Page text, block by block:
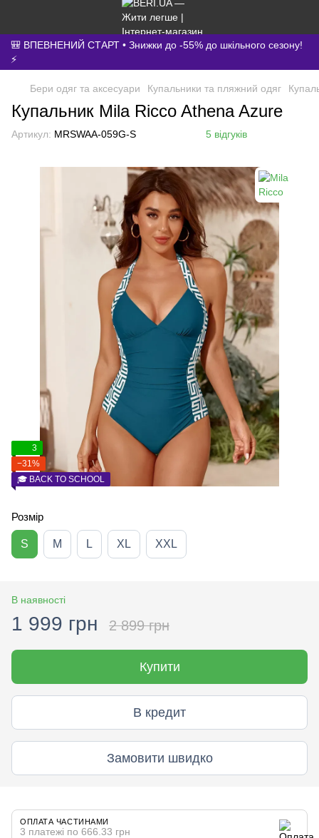
🎒 ВПЕВНЕНИЙ СТАРТ • Знижки до -55% до шкільного сезону!
⚡
Бери одяг та аксесуари Купальники та пляжний одяг
Купальник Mila Ricco Athena Azure
Артикул: MRSWAA-059G-S 5 відгуків
3
−31%
🎓 BACK TO SCHOOL
Розмір
S M L XL XXL
В наявності
1 999 грн 2 899 грн
Купити
В кредит
Замовити швидко
ОПЛАТА ЧАСТИНАМИ
3 платежі по 666.33 грн